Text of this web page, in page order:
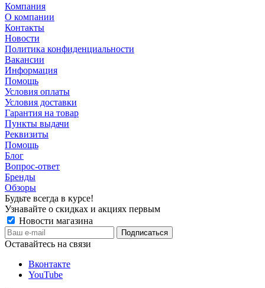
Компания
О компании
Контакты
Новости
Политика конфиденциальности
Вакансии
Информация
Помощь
Условия оплаты
Условия доставки
Гарантия на товар
Пункты выдачи
Реквизиты
Помощь
Блог
Вопрос-ответ
Бренды
Обзоры
Будьте всегда в курсе!
Узнавайте о скидках и акциях первым
Новости магазина
Оставайтесь на связи
Вконтакте
YouTube